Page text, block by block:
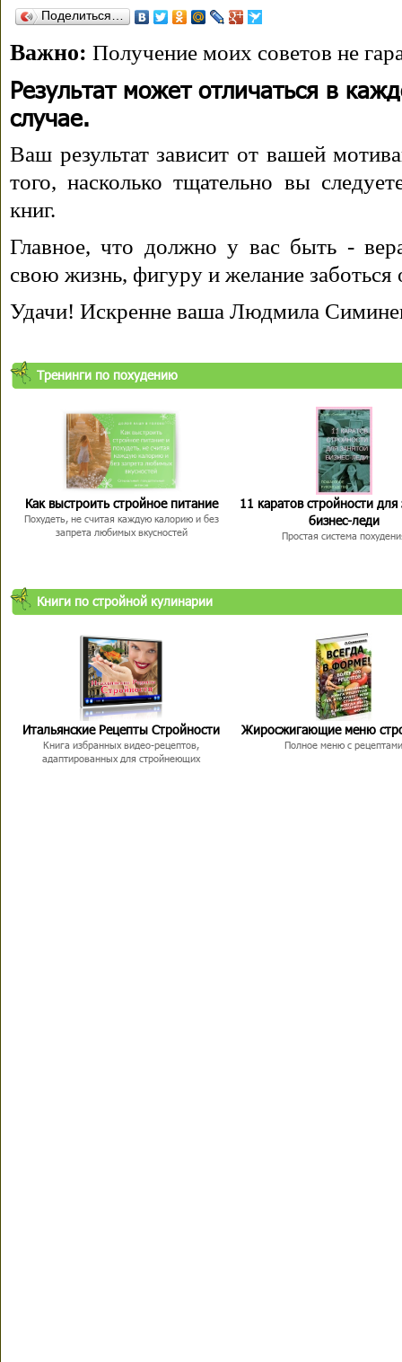
Поделиться…
Важно: Получение моих советов не
Результат может отличаться в
случае.
Ваш результат зависит от вашей
того, насколько тщательно вы
книг.
Главное, что должно у вас быть -
свою жизнь, фигуру и желание заботься
Удачи! Искренне ваша Людмила
Тренинги по похудению
Как выстроить стройное питание
Похудеть, не считая каждую калорию и без
запрета любимых вкусностей
11 каратов стройности для
бизнес-леди
Простая система
Книги по стройной кулинарии
Итальянские Рецепты Стройности
Книга избранных видео-рецептов,
адаптированных для стройнеющих
Жиросжигающие меню
Полное меню с рецептами